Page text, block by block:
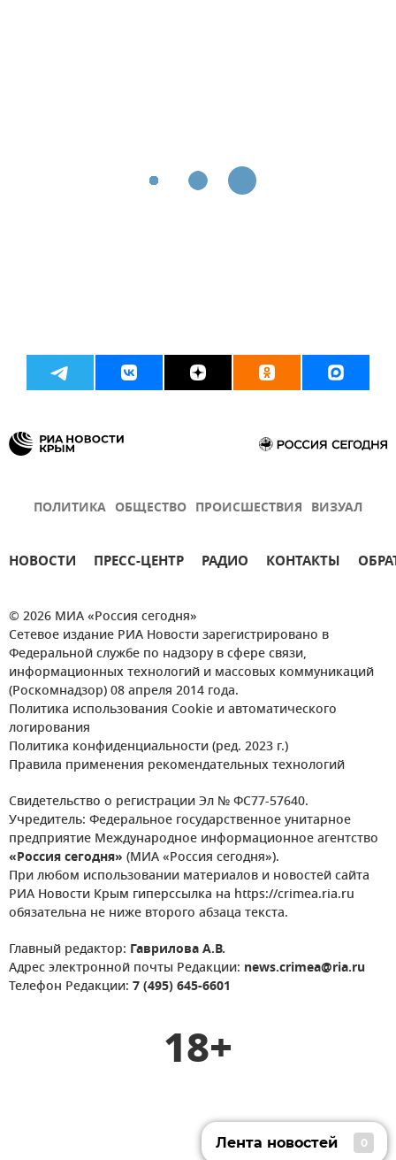
ПОЛИТИКА ОБЩЕСТВО ПРОИСШЕСТВИЯ ВИЗУАЛ
НОВОСТИ ПРЕСС-ЦЕНТР РАДИО КОНТАКТЫ
© 2026 МИА «Россия сегодня»
Сетевое издание РИА Новости зарегистрировано в
Федеральной службе по надзору в сфере связи,
информационных технологий и массовых коммуникаций
(Роскомнадзор) 08 апреля 2014 года.
Политика использования Cookie и автоматического
логирования
Политика конфиденциальности (ред. 2023 г.)
Правила применения рекомендательных технологий
Свидетельство о регистрации Эл № ФС77-57640.
Учредитель: Федеральное государственное унитарное
предприятие Международное информационное агентство
«Россия сегодня» (МИА «Россия сегодня»).
При любом использовании материалов и новостей сайта
РИА Новости Крым гиперссылка на https://crimea.ria.ru
обязательна не ниже второго абзаца текста.
Главный редактор: Гаврилова А.В.
Адрес электронной почты Редакции: news.crimea@ria.ru
Телефон Редакции: 7 (495) 645-6601
18+
Лента новостей 0